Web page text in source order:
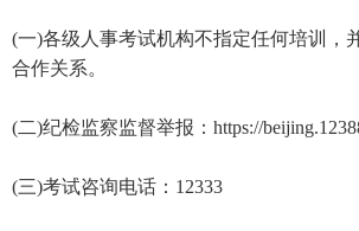
(一)各级人事考试机构不指定任何培训，
合作关系。
(二)纪检监察监督举报：https://
(三)考试咨询电话：12333